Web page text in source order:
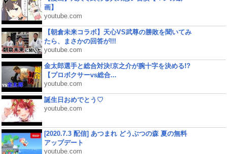
画】
youtube.com
【朝倉未来コラボ】天心VS武尊の勝敗を聞いてみ
たら、まさかの回答が!!!
youtube.com
金太郎選手と総合対決!京之介が腕十字を決める!?
【プロボクサーvs総合...
youtube.com
誕生日おめでとう♡
youtube.com
[2020.7.3 配信] あつまれ どうぶつの森 夏の無料
アップデート
youtube.com